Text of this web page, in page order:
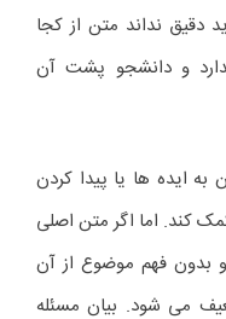
دقیق نداند متن از کجا
و دانشجو پشت آن
ایده ها یا پیدا کردن
کند. اما اگر متن اصلی
بدون فهم موضوع از آن
می شود. بیان مسئله